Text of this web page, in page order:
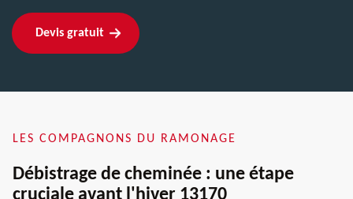
Devis gratuit
LES COMPAGNONS DU RAMONAGE
Débistrage de cheminée : une étape
cruciale avant l'hiver 13170